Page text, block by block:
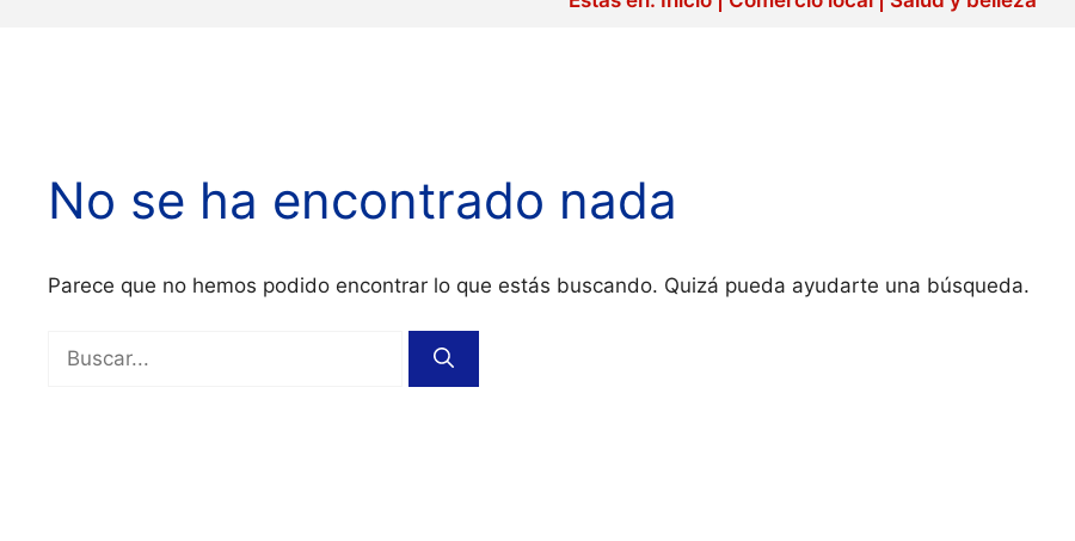
No se ha encontrado nada
Parece que no hemos podido encontrar lo que estás buscando. Quizá pueda ayudarte una búsqueda.
Buscar: